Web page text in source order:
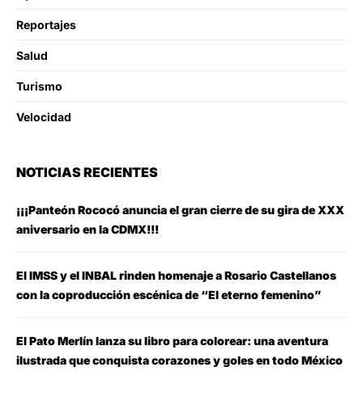
Reportajes
Salud
Turismo
Velocidad
NOTICIAS RECIENTES
¡¡¡Panteón Rococó anuncia el gran cierre de su gira de XXX
aniversario en la CDMX!!!
El IMSS y el INBAL rinden homenaje a Rosario Castellanos
con la coproducción escénica de “El eterno femenino”
El Pato Merlín lanza su libro para colorear: una aventura
ilustrada que conquista corazones y goles en todo México